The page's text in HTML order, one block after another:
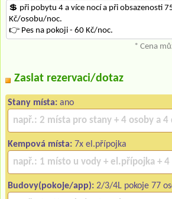
💲 při pobytu 4 a více nocí a při obsazenosti
Kč/osobu/noc.
👉 Pes na pokoji - 60 Kč/noc.
* Cena
Zaslat rezervaci/dotaz
Stany místa: ano
Kempová místa: 7x el.přípojka
Budovy(pokoje/app): 2/3/4L pokoje 77